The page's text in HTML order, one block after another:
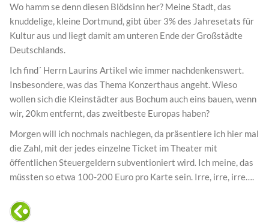
Wo hamm se denn diesen Blödsinn her? Meine Stadt, das
knuddelige, kleine Dortmund, gibt über 3% des Jahresetats für
Kultur aus und liegt damit am unteren Ende der Großstädte
Deutschlands.
Ich find´ Herrn Laurins Artikel wie immer nachdenkenswert.
Insbesondere, was das Thema Konzerthaus angeht. Wieso
wollen sich die Kleinstädter aus Bochum auch eins bauen, wenn
wir, 20km entfernt, das zweitbeste Europas haben?
Morgen will ich nochmals nachlegen, da präsentiere ich hier mal
die Zahl, mit der jedes einzelne Ticket im Theater mit
öffentlichen Steuergeldern subventioniert wird. Ich meine, das
müssten so etwa 100-200 Euro pro Karte sein. Irre, irre, irre….